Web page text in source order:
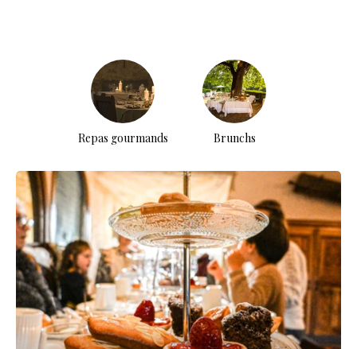
Repas gourmands Brunchs